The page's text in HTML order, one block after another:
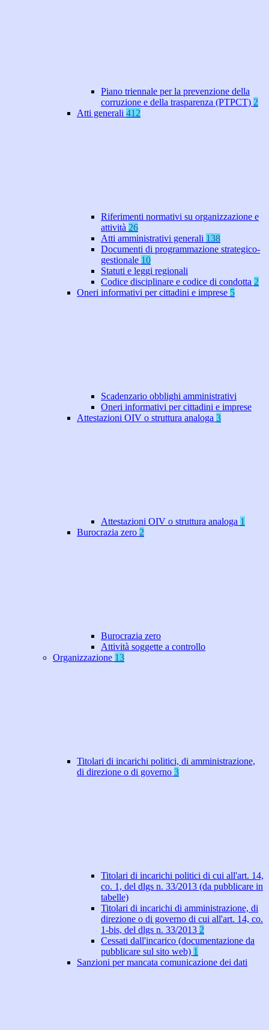
Piano triennale per la prevenzione della
corruzione e della trasparenza (PTPCT) 2
Atti generali 412
Riferimenti normativi su organizzazione e
attività 26
Atti amministrativi generali 138
Documenti di programmazione strategico-
gestionale 10
Statuti e leggi regionali
Codice disciplinare e codice di condotta 2
Oneri informativi per cittadini e imprese 5
Scadenzario obblighi amministrativi
Oneri informativi per cittadini e imprese
Attestazioni OIV o struttura analoga 3
Attestazioni OIV o struttura analoga 1
Burocrazia zero 2
Burocrazia zero
Attività soggette a controllo
Organizzazione 13
Titolari di incarichi politici, di amministrazione,
di direzione o di governo 3
Titolari di incarichi politici di cui all'art. 14,
co. 1, del dlgs n. 33/2013 (da pubblicare in
tabelle)
Titolari di incarichi di amministrazione, di
direzione o di governo di cui all'art. 14, co.
1-bis, del dlgs n. 33/2013 2
Cessati dall'incarico (documentazione da
pubblicare sul sito web) 1
Sanzioni per mancata comunicazione dei dati